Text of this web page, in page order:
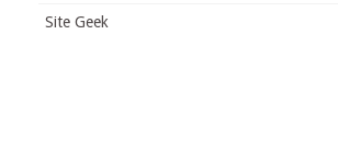
Site Geek